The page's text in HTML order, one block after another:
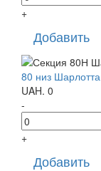
+
Добавить
80 низ Шарлотта
UAH. 0
-
+
Добавить